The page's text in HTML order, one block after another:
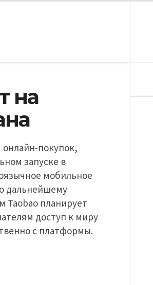
на
покупок,
запуске в
мобильное
дальнейшему
Taobao планирует
доступ к миру
с платформы.